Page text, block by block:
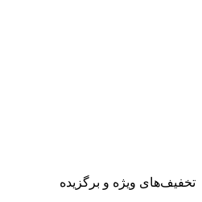
تخفیف‌های ویژه و برگزیده